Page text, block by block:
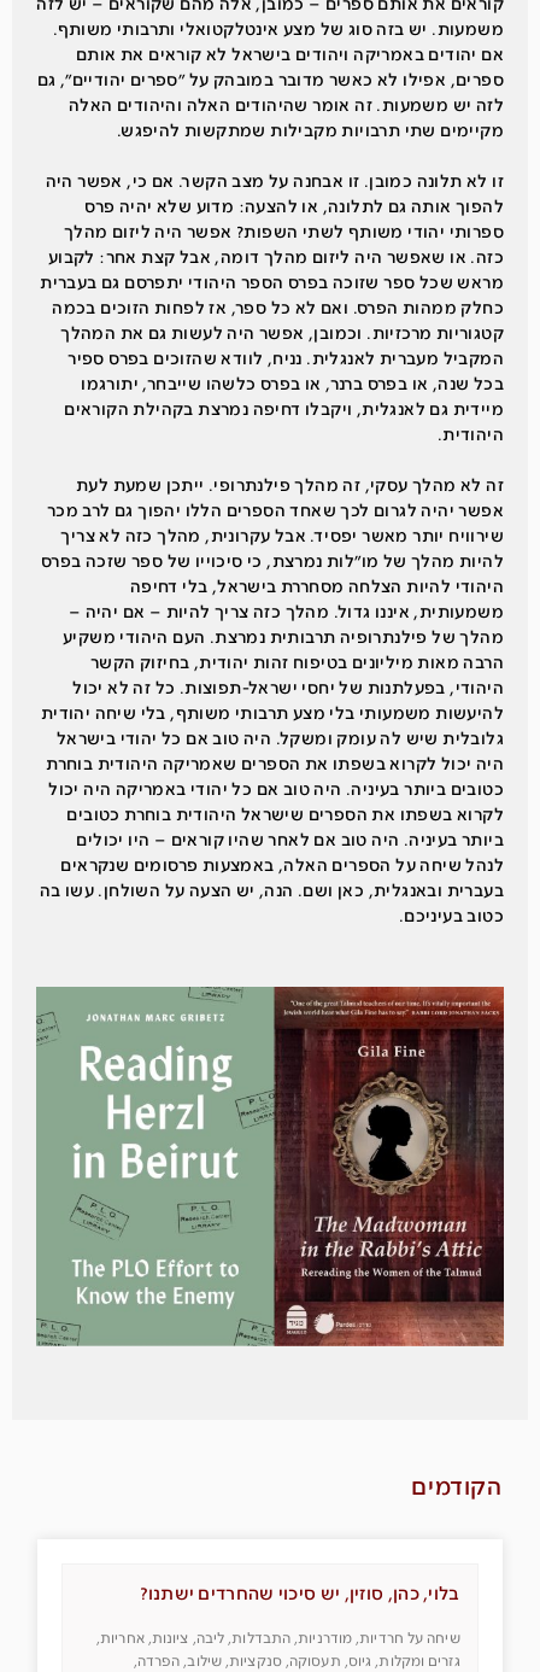
קוראים את אותם ספרים – כמובן, אלה מהם שקוראים – יש לזה
משמעות. יש בזה סוג של מצע אינטלקטואלי ותרבותי משותף.
אם יהודים באמריקה ויהודים בישראל לא קוראים את אותם
ספרים, אפילו לא כאשר מדובר במובהק על ״ספרים יהודיים״, גם
לזה יש משמעות. זה אומר שהיהודים האלה והיהודים האלה
מקיימים שתי תרבויות מקבילות שמתקשות להיפגש.
זו לא תלונה כמובן. זו אבחנה על מצב הקשר. אם כי, אפשר היה
להפוך אותה גם לתלונה, או להצעה: מדוע שלא יהיה פרס
ספרותי יהודי משותף לשתי השפות? אפשר היה ליזום מהלך
כזה. או שאפשר היה ליזום מהלך דומה, אבל קצת אחר: לקבוע
מראש שכל ספר שזוכה בפרס הספר היהודי יתפרסם גם בעברית
כחלק ממהות הפרס. ואם לא כל ספר, אז לפחות הזוכים בכמה
קטגוריות מרכזיות. וכמובן, אפשר היה לעשות גם את המהלך
המקביל מעברית לאנגלית. נניח, לוודא שהזוכים בפרס ספיר
בכל שנה, או בפרס ברנר, או בפרס כלשהו שייבחר, יתורגמו
מיידית גם לאנגלית, ויקבלו דחיפה נמרצת בקהילת הקוראים
היהודית.
זה לא מהלך עסקי, זה מהלך פילנתרופי. ייתכן שמעת לעת
אפשר יהיה לגרום לכך שאחד הספרים הללו יהפוך גם לרב מכר
שירוויח יותר מאשר יפסיד. אבל עקרונית, מהלך כזה לא צריך
להיות מהלך של מו״לות נמרצת, כי סיכוייו של ספר שזכה בפרס
היהודי להיות הצלחה מסחררת בישראל, בלי דחיפה
משמעותית, איננו גדול. מהלך כזה צריך להיות – אם יהיה –
מהלך של פילנתרופיה תרבותית נמרצת. העם היהודי משקיע
הרבה מאות מיליונים בטיפוח זהות יהודית, בחיזוק הקשר
היהודי, בפעלתנות של יחסי ישראל-תפוצות. כל זה לא יכול
להיעשות משמעותי בלי מצע תרבותי משותף, בלי שיחה יהודית
גלובלית שיש לה עומק ומשקל. היה טוב אם כל יהודי בישראל
היה יכול לקרוא בשפתו את הספרים שאמריקה היהודית בוחרת
כטובים ביותר בעיניה. היה טוב אם כל יהודי באמריקה היה יכול
לקרוא בשפתו את הספרים שישראל היהודית בוחרת כטובים
ביותר בעיניה. היה טוב אם לאחר שהיו קוראים – היו יכולים
לנהל שיחה על הספרים האלה, באמצעות פרסומים שנקראים
בעברית ובאנגלית, כאן ושם. הנה, יש הצעה על השולחן. עשו בה
כטוב בעיניכם.
הקודמים
בלוי, כהן, סוזין, יש סיכוי שהחרדים ישתנו?
שיחה על חרדיות, מודרניות, התבדלות, ליבה, ציונות, אחריות,
גזרים ומקלות, גיוס, תעסוקה, סנקציות, שילוב, הפרדה,